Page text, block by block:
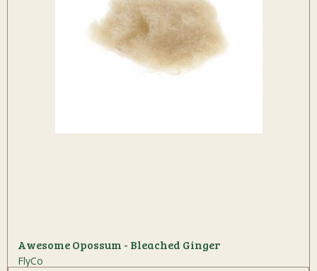
Awesome Opossum - Bleached Ginger
FlyCo